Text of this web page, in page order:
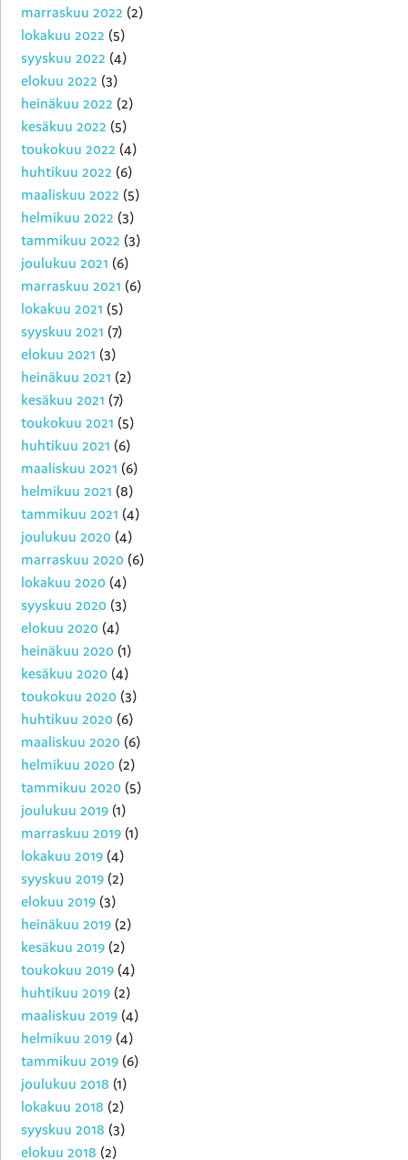
marraskuu 2022 (2)
lokakuu 2022 (5)
syyskuu 2022 (4)
elokuu 2022 (3)
heinäkuu 2022 (2)
kesäkuu 2022 (5)
toukokuu 2022 (4)
huhtikuu 2022 (6)
maaliskuu 2022 (5)
helmikuu 2022 (3)
tammikuu 2022 (3)
joulukuu 2021 (6)
marraskuu 2021 (6)
lokakuu 2021 (5)
syyskuu 2021 (7)
elokuu 2021 (3)
heinäkuu 2021 (2)
kesäkuu 2021 (7)
toukokuu 2021 (5)
huhtikuu 2021 (6)
maaliskuu 2021 (6)
helmikuu 2021 (8)
tammikuu 2021 (4)
joulukuu 2020 (4)
marraskuu 2020 (6)
lokakuu 2020 (4)
syyskuu 2020 (3)
elokuu 2020 (4)
heinäkuu 2020 (1)
kesäkuu 2020 (4)
toukokuu 2020 (3)
huhtikuu 2020 (6)
maaliskuu 2020 (6)
helmikuu 2020 (2)
tammikuu 2020 (5)
joulukuu 2019 (1)
marraskuu 2019 (1)
lokakuu 2019 (4)
syyskuu 2019 (2)
elokuu 2019 (3)
heinäkuu 2019 (2)
kesäkuu 2019 (2)
toukokuu 2019 (4)
huhtikuu 2019 (2)
maaliskuu 2019 (4)
helmikuu 2019 (4)
tammikuu 2019 (6)
joulukuu 2018 (1)
lokakuu 2018 (2)
syyskuu 2018 (3)
elokuu 2018 (2)